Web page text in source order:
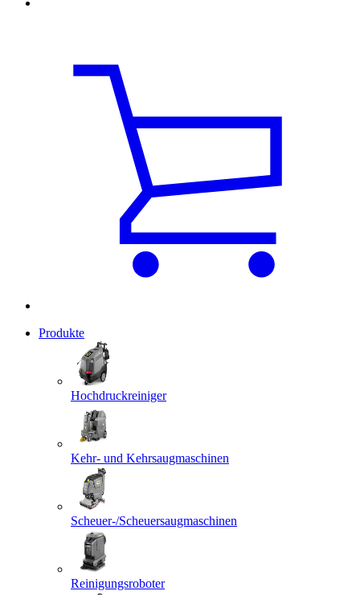
Produkte
Hochdruckreiniger
Kehr- und Kehrsaugmaschinen
Scheuer-/Scheuersaugmaschinen
Reinigungsroboter